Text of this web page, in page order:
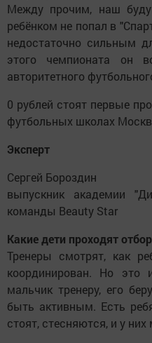
Между прочим, наш
ребёнком не попал в
недостаточно сильным
этого чемпионата он
авторитетного
0 рублей стоят первые
футбольных школах
Эксперт
Сергей Бороздин
выпускник академии
команды Beauty Star
Какие дети проходят
Тренеры смотрят, как
координирован. Но это
мальчик тренеру, его
быть активным. Есть
стоят, стесняются, и у